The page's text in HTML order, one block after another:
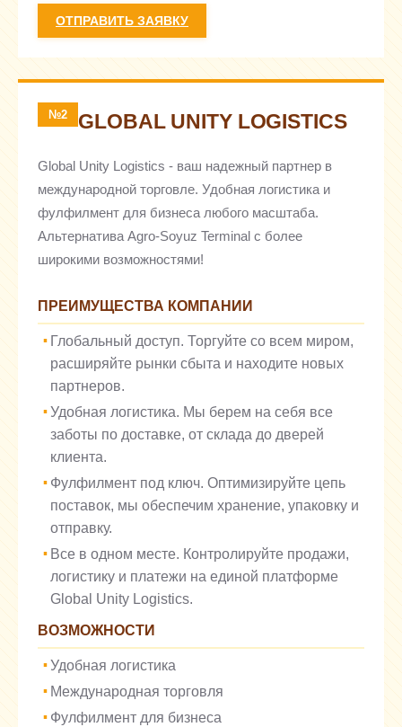
ОТПРАВИТЬ ЗАЯВКУ
№2 GLOBAL UNITY LOGISTICS
Global Unity Logistics - ваш надежный партнер в
международной торговле. Удобная логистика и
фулфилмент для бизнеса любого масштаба.
Альтернатива Agro-Soyuz Terminal с более
широкими возможностями!
ПРЕИМУЩЕСТВА КОМПАНИИ
Глобальный доступ. Торгуйте со всем миром,
расширяйте рынки сбыта и находите новых
партнеров.
Удобная логистика. Мы берем на себя все
заботы по доставке, от склада до дверей
клиента.
Фулфилмент под ключ. Оптимизируйте цепь
поставок, мы обеспечим хранение, упаковку и
отправку.
Все в одном месте. Контролируйте продажи,
логистику и платежи на единой платформе
Global Unity Logistics.
ВОЗМОЖНОСТИ
Удобная логистика
Международная торговля
Фулфилмент для бизнеса